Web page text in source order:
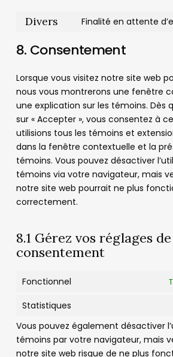
Divers Finalité en attente
8. Consentement
Lorsque vous visitez notre site web
nous vous montrerons une fenêtre
une explication sur les témoins. Dès
sur « Accepter », vous consentez à
utilisions tous les témoins et
dans la fenêtre contextuelle et la
témoins. Vous pouvez désactiver
témoins via votre navigateur, mais
notre site web pourrait ne plus
correctement.
8.1 Gérez vos réglages de
consentement
Fonctionnel
Statistiques
Vous pouvez également désactiver
témoins par votre navigateur, mais
notre site web risque de ne plus